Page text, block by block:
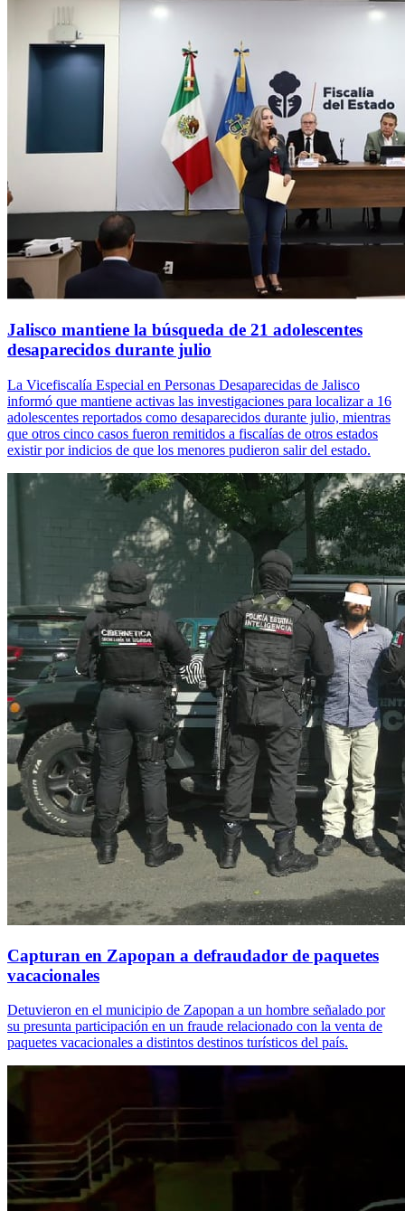
Jalisco mantiene la búsqueda de 21 adolescentes
desaparecidos durante julio
La Vicefiscalía Especial en Personas Desaparecidas de Jalisco
informó que mantiene activas las investigaciones para localizar a 16
adolescentes reportados como desaparecidos durante julio, mientras
que otros cinco casos fueron remitidos a fiscalías de otros estados
existir por indicios de que los menores pudieron salir del estado.
Capturan en Zapopan a defraudador de paquetes
vacacionales
Detuvieron en el municipio de Zapopan a un hombre señalado por
su presunta participación en un fraude relacionado con la venta de
paquetes vacacionales a distintos destinos turísticos del país.